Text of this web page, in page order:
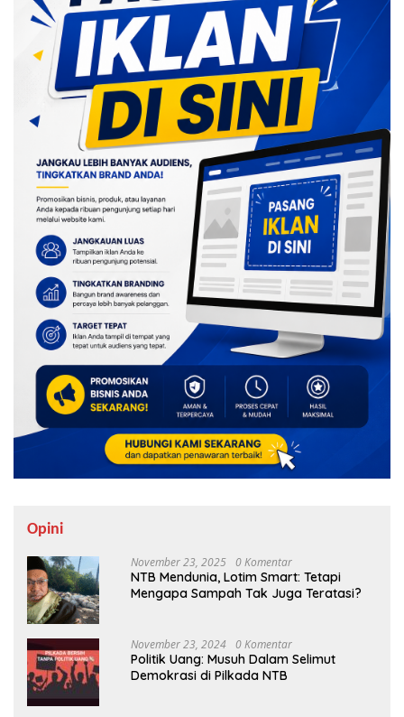
Opini
November 23, 2025 0 Komentar
NTB Mendunia, Lotim Smart: Tetapi
Mengapa Sampah Tak Juga Teratasi?
November 23, 2024 0 Komentar
Politik Uang: Musuh Dalam Selimut
Demokrasi di Pilkada NTB